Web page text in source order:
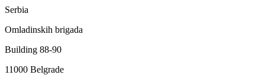
Serbia
Omladinskih brigada
Building 88-90
11000 Belgrade